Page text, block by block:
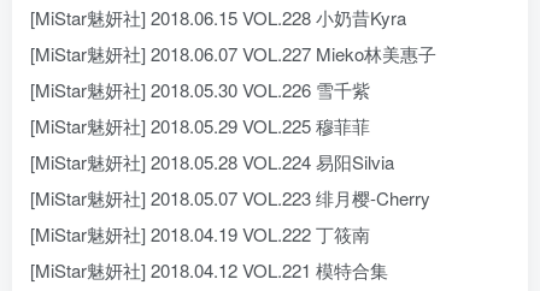
[MiStar魅妍社] 2018.06.15 VOL.228 小奶昔Kyra
[MiStar魅妍社] 2018.06.07 VOL.227 Mieko林美惠子
[MiStar魅妍社] 2018.05.30 VOL.226 雪千紫
[MiStar魅妍社] 2018.05.29 VOL.225 穆菲菲
[MiStar魅妍社] 2018.05.28 VOL.224 易阳Silvia
[MiStar魅妍社] 2018.05.07 VOL.223 绯月樱-Cherry
[MiStar魅妍社] 2018.04.19 VOL.222 丁筱南
[MiStar魅妍社] 2018.04.12 VOL.221 模特合集